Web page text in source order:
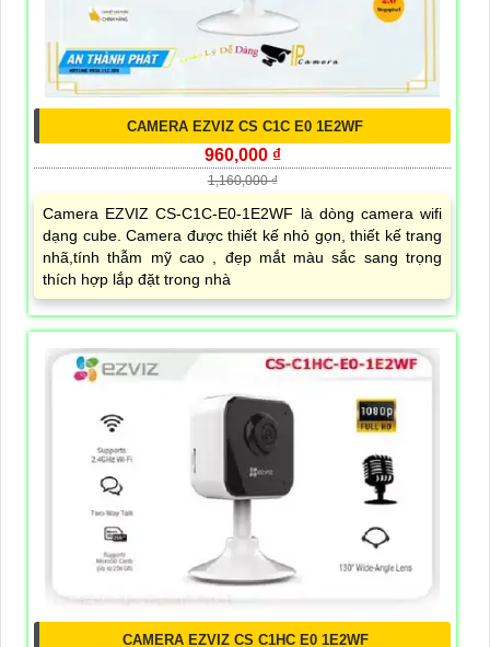
CAMERA EZVIZ CS C1C E0 1E2WF
960,000 ₫
1,160,000 ₫
Camera EZVIZ CS-C1C-E0-1E2WF là dòng camera wifi
dạng cube. Camera được thiết kế nhỏ gọn, thiết kế trang
nhã,tính thẫm mỹ cao , đẹp mắt màu sắc sang trọng
thích hợp lắp đặt trong nhà
CAMERA EZVIZ CS C1HC E0 1E2WF